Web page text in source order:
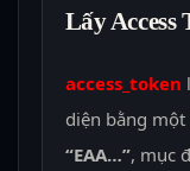
Lấy Access
access_token
diện bằng
“EAA…”, mục